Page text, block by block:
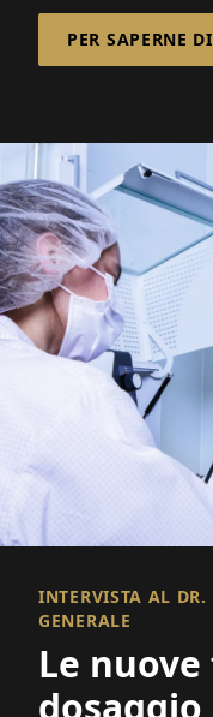
rapidamente
PER SAPERNE
INTERVISTA AL DR.
GENERALE
Le